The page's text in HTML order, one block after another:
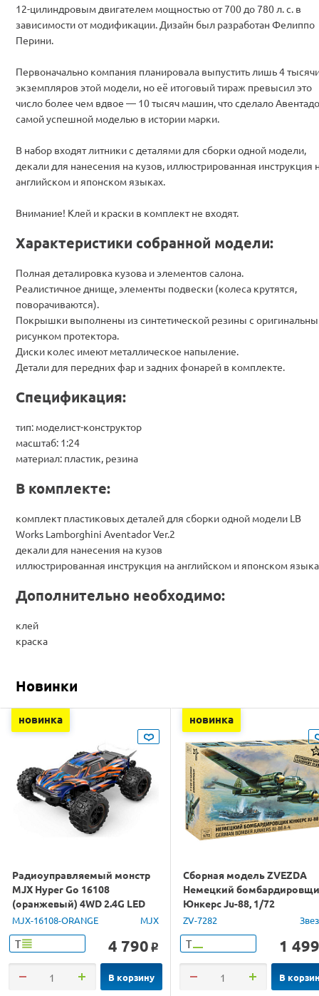
12-цилиндровым двигателем мощностью от 700 до 780 л. с. в
зависимости от модификации. Дизайн был разработан Фелиппо
Перини.
Первоначально компания планировала выпустить лишь 4
экземпляров этой модели, но её итоговый тираж превысил это
число более чем вдвое — 10 тысяч машин, что сделало
самой успешной моделью в истории марки.
В набор входят литники с деталями для сборки одной модели,
декали для нанесения на кузов, иллюстрированная инструкция
английском и японском языках.
Внимание! Клей и краски в комплект не входят.
Характеристики собранной модели:
Полная деталировка кузова и элементов салона.
Реалистичное днище, элементы подвески (колеса крутятся,
поворачиваются).
Покрышки выполнены из синтетической резины с
рисунком протектора.
Диски колес имеют металлическое напыление.
Детали для передних фар и задних фонарей в комплекте.
Спецификация:
тип: моделист-конструктор
масштаб: 1:24
материал: пластик, резина
В комплекте:
комплект пластиковых деталей для сборки одной модели LB
Works Lamborghini Aventador Ver.2
декали для нанесения на кузов
иллюстрированная инструкция на английском и японском
Дополнительно необходимо:
клей
краска
Новинки
новинка
Радиоуправляемый монстр
MJX Hyper Go 16108
(оранжевый) 4WD 2.4G LED
1/16 RTR
MJX-16108-ORANGE MJX
Т 4 790 o
В корзину
новинка
Сборная модель ZVEZDA
Немецкий
Юнкерс Ju-88, 1/72
ZV-7282
Т 1 499
В